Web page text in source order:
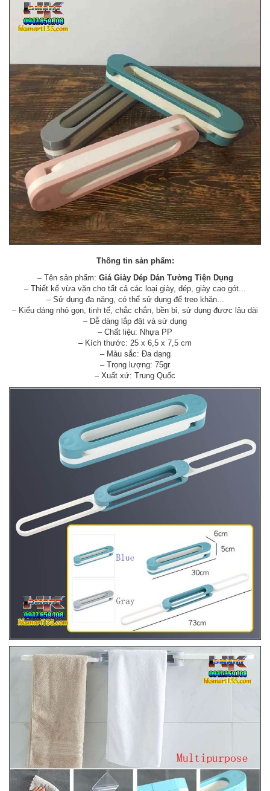
Thông tin sản phẩm:
– Tên sản phẩm: Giá Giày Dép Dán Tường Tiện Dụng
– Thiết kế vừa vặn cho tất cả các loại giày, dép, giày cao gót...
– Sử dụng đa năng, có thể sử dụng để treo khăn...
– Kiểu dáng nhỏ gọn, tinh tế, chắc chắn, bền bỉ, sử dụng được lâu dài
– Dễ dàng lắp đặt và sử dụng
– Chất liệu: Nhựa PP
– Kích thước: 25 x 6,5 x 7,5 cm
– Màu sắc: Đa dạng
– Trọng lượng: 75gr
– Xuất xứ: Trung Quốc